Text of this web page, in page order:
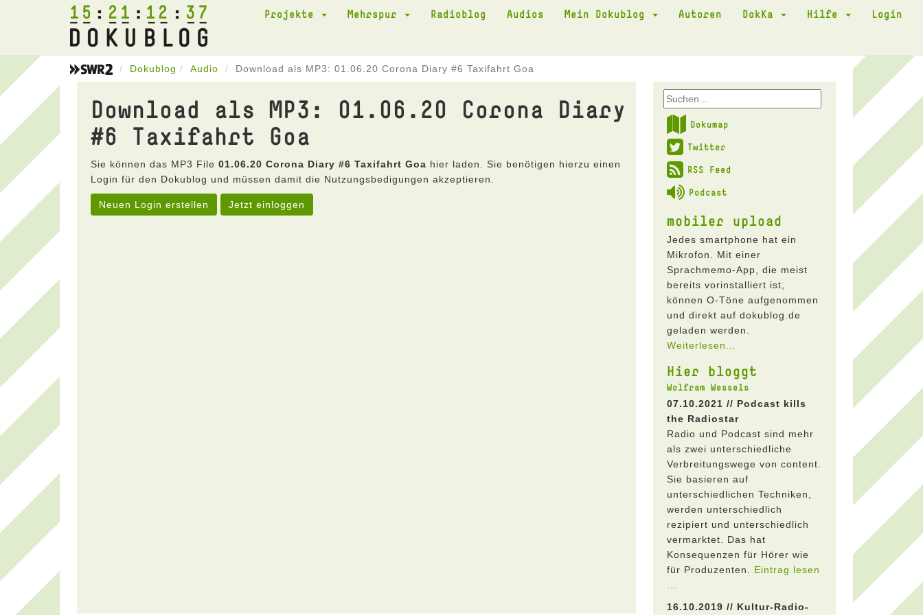
15 21 12 37 Projekte Mehrspur Radioblog Audios Mein Dokublog Autoren DokKa Hilfe Login
Dokublog Audio Download als MP3: 01.06.20 Corona Diary #6 Taxifahrt Goa
Download als MP3: 01.06.20 Corona Diary
#6 Taxifahrt Goa
Sie können das MP3 File 01.06.20 Corona Diary #6 Taxifahrt Goa hier laden. Sie benötigen hierzu einen
Login für den Dokublog und müssen damit die Nutzungsbedigungen akzeptieren.
Neuen Login erstellen Jetzt einloggen
Dokumap
Twitter
RSS Feed
Podcast
mobiler upload
Jedes smartphone hat ein
Mikrofon. Mit einer
Sprachmemo-App, die meist
bereits vorinstalliert ist,
können O-Töne aufgenommen
und direkt auf dokublog.de
geladen werden.
Weiterlesen...
Hier bloggt
Wolfram Wessels
07.10.2021 // Podcast kills
the Radiostar
Radio und Podcast sind mehr
als zwei unterschiedliche
Verbreitungswege von content.
Sie basieren auf
unterschiedlichen Techniken,
werden unterschiedlich
rezipiert und unterschiedlich
vermarktet. Das hat
Konsequenzen für Hörer wie
für Produzenten. Eintrag lesen
16.10.2019 // Kultur-Radio-